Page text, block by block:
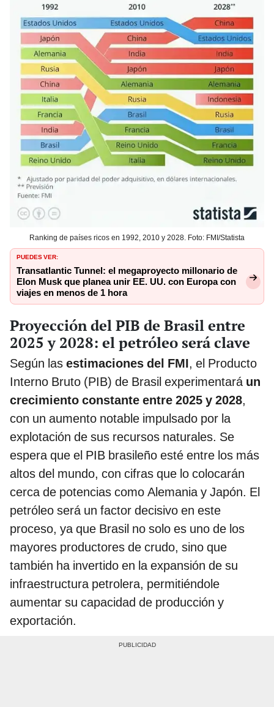
Ranking de países ricos en 1992, 2010 y 2028. Foto: FMI/Statista
PUEDES VER:
Transatlantic Tunnel: el megaproyecto millonario de
Elon Musk que planea unir EE. UU. con Europa con
viajes en menos de 1 hora
Proyección del PIB de Brasil entre
2025 y 2028: el petróleo será clave
Según las estimaciones del FMI, el Producto
Interno Bruto (PIB) de Brasil experimentará un
crecimiento constante entre 2025 y 2028,
con un aumento notable impulsado por la
explotación de sus recursos naturales. Se
espera que el PIB brasileño esté entre los más
altos del mundo, con cifras que lo colocarán
cerca de potencias como Alemania y Japón. El
petróleo será un factor decisivo en este
proceso, ya que Brasil no solo es uno de los
mayores productores de crudo, sino que
también ha invertido en la expansión de su
infraestructura petrolera, permitiéndole
aumentar su capacidad de producción y
exportación.